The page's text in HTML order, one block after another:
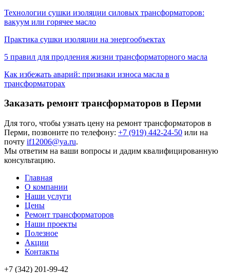
Технологии сушки изоляции силовых трансформаторов:
вакуум или горячее масло
Практика сушки изоляции на энергообъектах
5 правил для продления жизни трансформаторного масла
Как избежать аварий: признаки износа масла в
трансформаторах
Заказать ремонт трансформаторов в Перми
Для того, чтобы узнать цену на ремонт трансформаторов в
Перми, позвоните по телефону: +7 (919) 442-24-50 или на
почту if12006@ya.ru.
Мы ответим на ваши вопросы и дадим квалифицированную
консультацию.
Главная
О компании
Наши услуги
Цены
Ремонт трансформаторов
Наши проекты
Полезное
Акции
Контакты
+7 (342) 201-99-42